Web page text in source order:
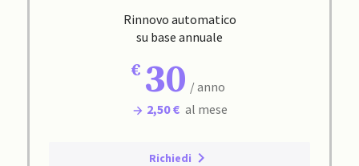
Rinnovo automatico
su base annuale
30 / anno
2,50 € al mese
Richiedi